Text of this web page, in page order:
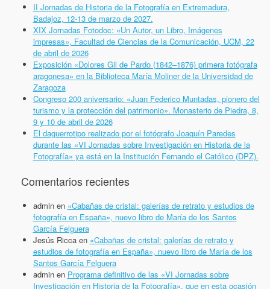
II Jornadas de Historia de la Fotografía en Extremadura,
Badajoz, 12-13 de marzo de 2027.
XIX Jornadas Fotodoc: «Un Autor, un Libro, Imágenes
impresas», Facultad de Ciencias de la Comunicación, UCM, 22
de abril de 2026
Exposición «Dolores Gil de Pardo (1842–1876) primera fotógrafa
aragonesa» en la Biblioteca María Moliner de la Universidad de
Zaragoza
Congreso 200 aniversario: «Juan Federico Muntadas, pionero del
turismo y la protección del patrimonio». Monasterio de Piedra, 8,
9 y 10 de abril de 2026
El daguerrotipo realizado por el fotógrafo Joaquín Paredes
durante las «VI Jornadas sobre Investigación en Historia de la
Fotografía» ya está en la Institución Fernando el Católico (DPZ).
Comentarios recientes
adminen «Cabañas de cristal: galerías de retrato y estudios de
fotografía en España», nuevo libro de María de los Santos
García Felguera
Jesús Riccaen «Cabañas de cristal: galerías de retrato y
estudios de fotografía en España», nuevo libro de María de los
Santos García Felguera
adminen Programa definitivo de las «VI Jornadas sobre
Investigación en Historia de la Fotografía», que en esta ocasión